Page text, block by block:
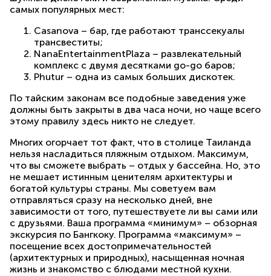
самых популярных мест:
Casanova – бар, где работают транссекуалы
трансвеститы;
NanaEntertainmentPlaza – развлекательный
комплекс с двумя десятками go-go баров;
Phutur – одна из самых больших дискотек.
По тайским законам все подобные заведения уже
должны быть закрыты в два часа ночи, но чаще всего
этому правилу здесь никто не следует.
Многих огорчает тот факт, что в столице Таиланда
нельзя насладиться пляжным отдыхом. Максимум,
что вы сможете выбрать – отдых у бассейна. Но, это
не мешает истинным ценителям архитектуры и
богатой культуры страны. Мы советуем вам
отправляться сразу на несколько дней, вне
зависимости от того, путешествуете ли вы сами или
с друзьями. Ваша программа «минимум» – обзорная
экскурсия по Бангкоку. Программа «максимум» –
посещение всех достопримечательностей
(архитектурных и природных), насыщенная ночная
жизнь и знакомство с блюдами местной кухни.